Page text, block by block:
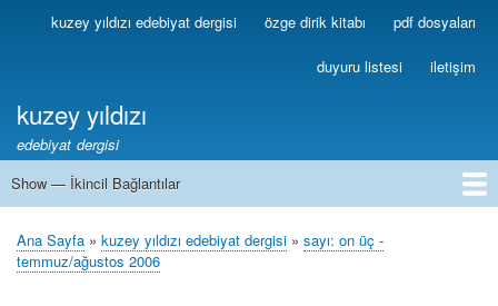
Ana
içeriğe
Birincilkuzey yıldızı edebiyat dergisi özge dirik kitabı pdf dosyaları
duyuru listesi iletişim
kuzey yıldızı
edebiyat dergisi
İkincil
Show — İkincil Bağlantılar
1
2
3
4
5
6
7
8
9
10
11
12
13
Sayfa
Ana Sayfa kuzey yıldızı edebiyat dergisi
sayı: on üç -
temmuz/ağustos 2006